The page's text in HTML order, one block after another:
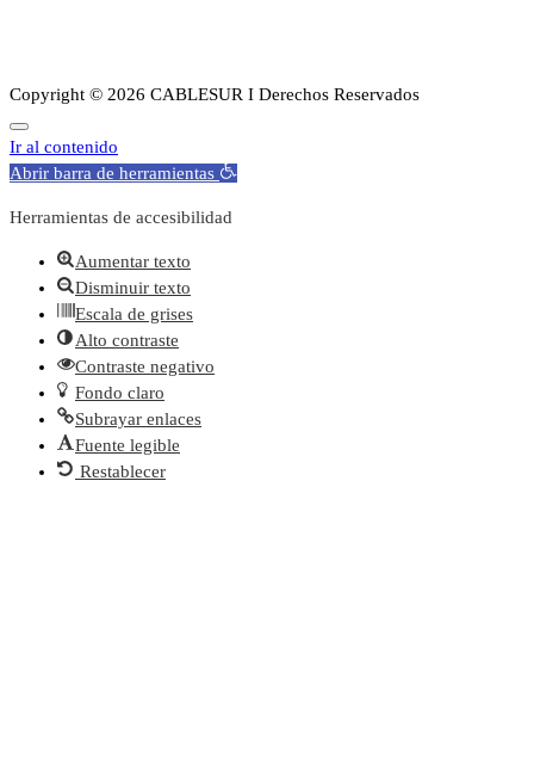
Copyright © 2026 CABLESUR I Derechos Reservados
Ir al contenido
Abrir barra de herramientas
Herramientas de accesibilidad
Aumentar texto
Disminuir texto
Escala de grises
Alto contraste
Contraste negativo
Fondo claro
Subrayar enlaces
Fuente legible
Restablecer